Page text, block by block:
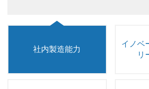
社内製造能力
イノベ
リ